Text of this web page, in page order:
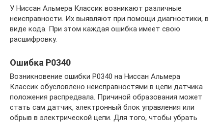
У Ниссан Альмера Классик возникают различные
неисправности. Их выявляют при помощи диагностики, в
виде кода. При этом каждая ошибка имеет свою
расшифровку.
Ошибка P0340
Возникновение ошибки Р0340 на Ниссан Альмера
Классик обусловлено неисправностями в цепи датчика
положения распредвала. Причиной образования может
стать сам датчик, электронный блок управления или
обрыв в электрической цепи. Для того, чтобы убрать